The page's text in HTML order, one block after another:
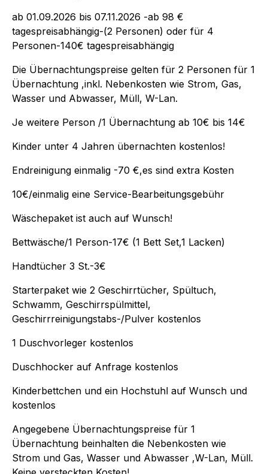
ab 01.09.2026 bis 07.11.2026 -ab 98 €
tagespreisabhängig-(2 Personen) oder für 4
Personen-140€ tagespreisabhängig
Die Übernachtungspreise gelten für 2 Personen für 1
Übernachtung ,inkl. Nebenkosten wie Strom, Gas,
Wasser und Abwasser, Müll, W-Lan.
Je weitere Person /1 Übernachtung ab 10€ bis 14€
Kinder unter 4 Jahren übernachten kostenlos!
Endreinigung einmalig -70 €,es sind extra Kosten
10€/einmalig eine Service-Bearbeitungsgebühr
Wäschepaket ist auch auf Wunsch!
Bettwäsche/1 Person-17€ (1 Bett Set,1 Lacken)
Handtücher 3 St.-3€
Starterpaket wie 2 Geschirrtücher, Spültuch,
Schwamm, Geschirrspülmittel,
Geschirrreinigungstabs-/Pulver kostenlos
1 Duschvorleger kostenlos
Duschhocker auf Anfrage kostenlos
Kinderbettchen und ein Hochstuhl auf Wunsch und
kostenlos
Angegebene Übernachtungspreise für 1
Übernachtung beinhalten die Nebenkosten wie
Strom und Gas, Wasser und Abwasser ,W-Lan, Müll.